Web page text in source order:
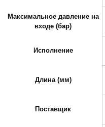
Максимальное давление на
входе (бар)
Исполнение
Длина (мм)
Поставщик